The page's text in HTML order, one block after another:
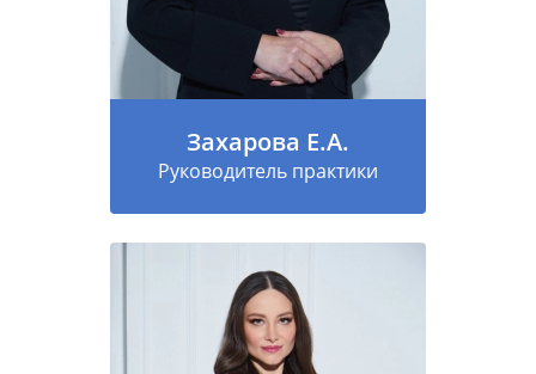
Захарова Е.А.
Руководитель практики